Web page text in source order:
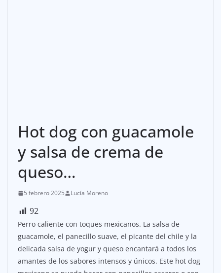
Hot dog con guacamole
y salsa de crema de
queso…
5 febrero 2025 Lucía Moreno
92
Perro caliente con toques mexicanos. La salsa de
guacamole, el panecillo suave, el picante del chile y la
delicada salsa de yogur y queso encantará a todos los
amantes de los sabores intensos y únicos. Este hot dog